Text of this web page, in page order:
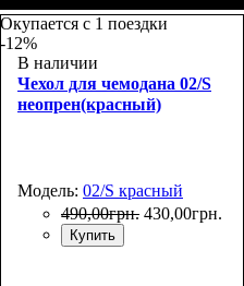
Окупается с 1 поездки
-12%
В наличии
Чехол для чемодана 02/S
неопрен(красный)
Модель: 02/S красный
490,00грн. 430,00грн.
Купить